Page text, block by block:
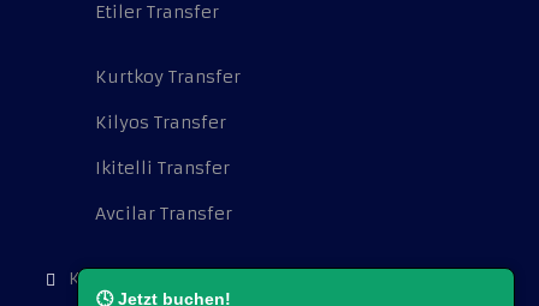
🕓 Jetzt buchen!
Etiler Transfer
Kurtkoy Transfer
Kilyos Transfer
Ikitelli Transfer
Avcilar Transfer
Kocatepe Mah. Cambazoğlu Sok. No:16.